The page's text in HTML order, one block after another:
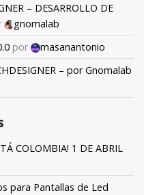
– DESARROLLO DE
gnomalab
por
masanantonio
– por Gnomalab
COLOMBIA! 1 DE ABRIL
para Pantallas de Led